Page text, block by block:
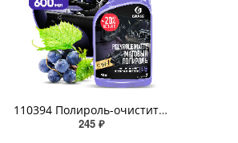
110394 Полироль-очиститель пластика матовый GRASS "Polyrole Matte" виноград 600мл
245 ₽